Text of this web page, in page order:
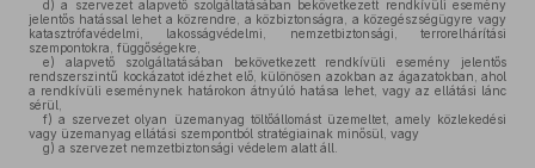
d) a szervezet alapvető szolgáltatásában bekövetkezett rendkívüli esemény
jelentős hatással lehet a közrendre, a közbiztonságra, a közegészségügyre vagy
katasztrófavédelmi, lakosságvédelmi, nemzetbiztonsági, terrorelhárítási
szempontokra, függőségekre,
e) alapvető szolgáltatásában bekövetkezett rendkívüli esemény jelentős
rendszerszintű kockázatot idézhet elő, különösen azokban az ágazatokban, ahol
a rendkívüli eseménynek határokon átnyúló hatása lehet, vagy az ellátási lánc
sérül,
f) a szervezet olyan üzemanyag töltőállomást üzemeltet, amely közlekedési
vagy üzemanyag ellátási szempontból stratégiainak minősül, vagy
g) a szervezet nemzetbiztonsági védelem alatt áll.